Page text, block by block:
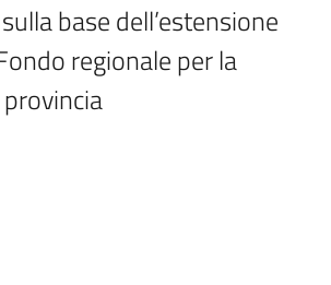
base dell’estensione
regionale per la